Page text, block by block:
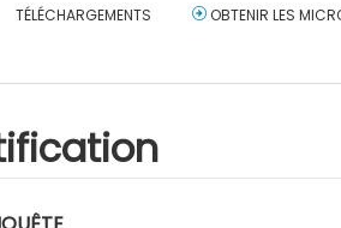
TÉLÉCHARGEMENTS OBTENIR LES